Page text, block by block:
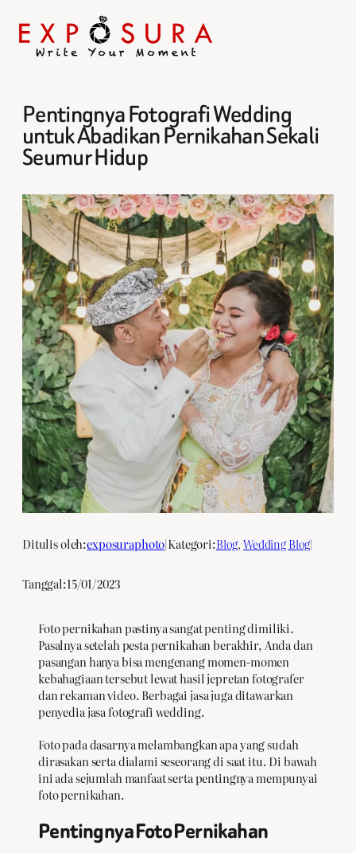
Skip
content
Pentingnya Fotografi Wedding
untuk Abadikan Pernikahan Sekali
Seumur Hidup
Ditulis oleh:exposuraphoto|Kategori:Blog, Wedding Blog|
Tanggal:15/01/2023
Foto pernikahan pastinya sangat penting dimiliki.
Pasalnya setelah pesta pernikahan berakhir, Anda dan
pasangan hanya bisa mengenang momen-momen
kebahagiaan tersebut lewat hasil jepretan fotografer
dan rekaman video. Berbagai jasa juga ditawarkan
penyedia jasa fotografi wedding.
Foto pada dasarnya melambangkan apa yang sudah
dirasakan serta dialami seseorang di saat itu. Di bawah
ini ada sejumlah manfaat serta pentingnya mempunyai
foto pernikahan.
Pentingnya Foto Pernikahan